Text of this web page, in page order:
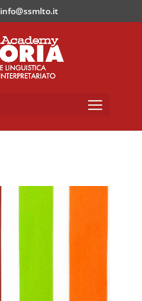
info@ssmlto.it